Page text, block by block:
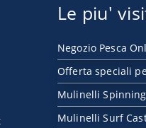
Le piu'
Negozio Pesca
Offerta speciali
Mulinelli Spinning
Mulinelli Surf